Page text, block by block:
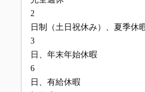
2
日制（土日祝休み）、夏季休
3
日、年末年始休暇
6
日、有給休暇